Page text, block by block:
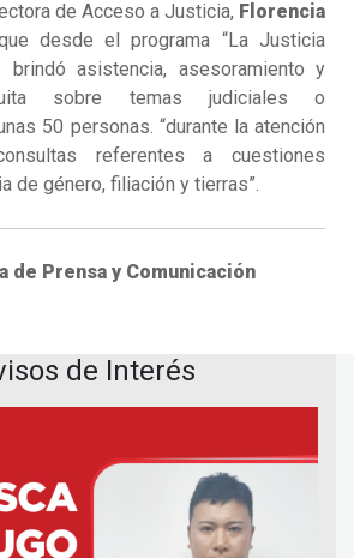
de Acceso a Justicia, Florencia
desde el programa “La Justicia
asistencia, asesoramiento y
sobre temas judiciales o
50 personas. “durante la atención
referentes a cuestiones
de género, filiación y tierras”.
de Prensa y Comunicación
de Interés